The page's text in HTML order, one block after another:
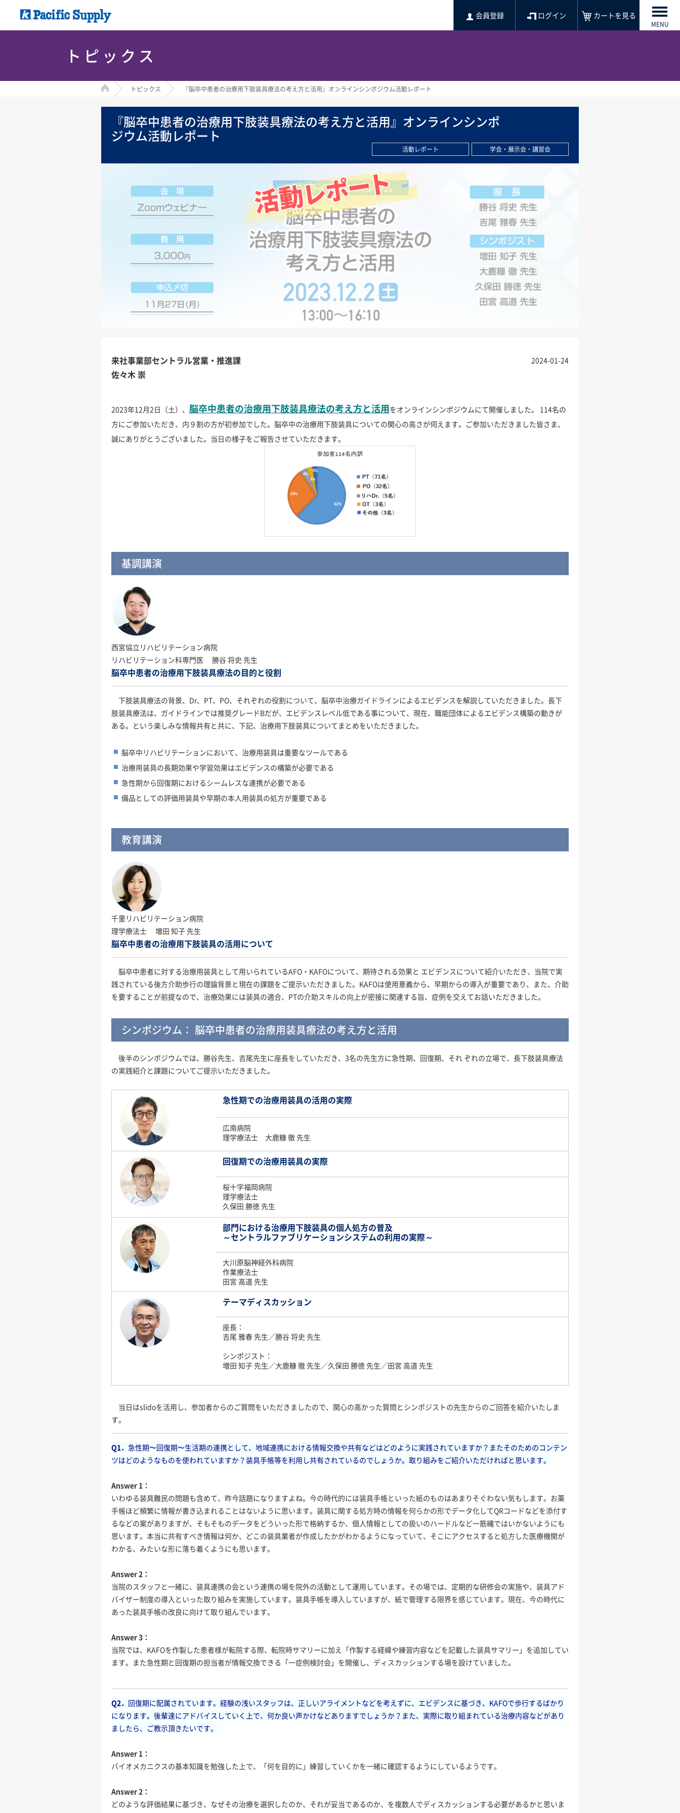
会員登録 ログイン カートを見る
MENU
トピックス
HOME トピックス 『脳卒中患者の治療用下肢装具療法の考え方と活用』オンラインシンポジウム活動レポート
『脳卒中患者の治療用下肢装具療法の考え方と活用』オンラインシンポ
ジウム活動レポート
活動レポート 学会・展示会・講習会
来社事業部セントラル営業・推進課
佐々木 崇
2024-01-24
2023年12月2日（土）、 脳卒中患者の治療用下肢装具療法の考え方と活用をオンラインシンポジウムにて開催しました。 114名の
方にご参加いただき、内９割の方が初参加でした。脳卒中の治療用下肢装具についての関心の高さが伺えます。ご参加いただきました皆さま、
誠にありがとうございました。当日の様子をご報告させていただきます。
基調講演
西宮協立リハビリテーション病院
リハビリテーション科専門医 勝谷 将史 先生
脳卒中患者の治療用下肢装具療法の目的と役割
下肢装具療法の背景、Dr、PT、PO、それぞれの役割について、脳卒中治療ガイドラインによるエビデンスを解説していただきました。長下
肢装具療法は、ガイドラインでは推奨グレードBだが、エビデンスレベル低である事について、現在、職能団体によるエビデンス構築の動きが
ある。という楽しみな情報共有と共に、下記、治療用下肢装具についてまとめをいただきました。
脳卒中リハビリテーションにおいて、治療用装具は重要なツールである
治療用装具の長期効果や学習効果はエビデンスの構築が必要である
急性期から回復期におけるシームレスな連携が必要である
備品としての評価用装具や早期の本人用装具の処方が重要である
教育講演
千里リハビリテーション病院
理学療法士 増田 知子 先生
脳卒中患者の治療用下肢装具の活用について
脳卒中患者に対する治療用装具として用いられているAFO・KAFOについて、期待される効果と エビデンスについて紹介いただき、当院で実
践されている後方介助歩行の理論背景と現在の課題をご提示いただきました。KAFOは使用意義から、早期からの導入が重要であり、また、介助
を要することが前提なので、治療効果には装具の適合、PTの介助スキルの向上が密接に関連する旨、症例を交えてお話いただきました。
シンポジウム： 脳卒中患者の治療用装具療法の考え方と活用
後半のシンポジウムでは、勝谷先生、吉尾先生に座長をしていただき、3名の先生方に急性期、回復期、それ ぞれの立場で、長下肢装具療法
の実践紹介と課題についてご提示いただきました。
急性期での治療用装具の活用の実際
広南病院
理学療法士 大鹿糠 徹 先生
回復期での治療用装具の実際
桜十字福岡病院
理学療法士
久保田 勝徳 先生
部門における治療用下肢装具の個人処方の普及
～セントラルファブリケーションシステムの利用の実際～
大川原脳神経外科病院
作業療法士
田宮 高道 先生
テーマディスカッション
座長：
吉尾 雅春 先生／勝谷 将史 先生
シンポジスト：
増田 知子 先生／大鹿糠 徹 先生／久保田 勝徳 先生／田宮 高道 先生
当日はslidoを活用し、参加者からのご質問をいただきましたので、関心の高かった質問とシンポジストの先生からのご回答を紹介いたしま
す。
Q1． 急性期〜回復期〜生活期の連携として、地域連携における情報交換や共有などはどのように実践されていますか？またそのためのコンテン
ツはどのようなものを使われていますか？装具手帳等を利用し共有されているのでしょうか。取り組みをご紹介いただければと思います。
Answer 1：
いわゆる装具難民の問題も含めて、昨今話題になりますよね。今の時代的には装具手帳といった紙のものはあまりそぐわない気もします。お薬
手帳ほど頻繁に情報が書き込まれることはないように思います。装具に関する処方時の情報を何らかの形でデータ化してQRコードなどを添付す
るなどの案がありますが、そもそものデータをどういった形で格納するか、個人情報としての扱いのハードルなど一筋縄ではいかないようにも
思います。本当に共有すべき情報は何か、どこの装具業者が作成したかがわかるようになっていて、そこにアクセスすると処方した医療機関が
わかる、みたいな形に落ち着くようにも思います。
Answer 2：
当院のスタッフと一緒に、装具連携の会という連携の場を院外の活動として運用しています。その場では、定期的な研修会の実施や、装具アド
バイザー制度の導入といった取り組みを実施しています。装具手帳を導入していますが、紙で管理する限界を感じています。現在、今の時代に
あった装具手帳の改良に向けて取り組んでいます。
Answer 3：
当院では、KAFOを作製した患者様が転院する際、転院時サマリーに加え「作製する経緯や練習内容などを記載した装具サマリー」を追加してい
ます。また急性期と回復期の担当者が情報交換できる「一症例検討会」を開催し、ディスカッションする場を設けていました。
Q2． 回復期に配属されています。経験の浅いスタッフは、正しいアライメントなどを考えずに、エビデンスに基づき、KAFOで歩行するばかり
になります。後輩達にアドバイスしていく上で、何か良い声かけなどありますでしょうか？また、実際に取り組まれている治療内容などがあり
ましたら、ご教示頂きたいです。
Answer 1：
バイオメカニクスの基本知識を勉強した上で、「何を目的に」練習していくかを一緒に確認するようにしているようです。
Answer 2：
どのような評価結果に基づき、なぜその治療を選択したのか、それが妥当であるのか、を複数人でディスカッションする必要があるかと思いま